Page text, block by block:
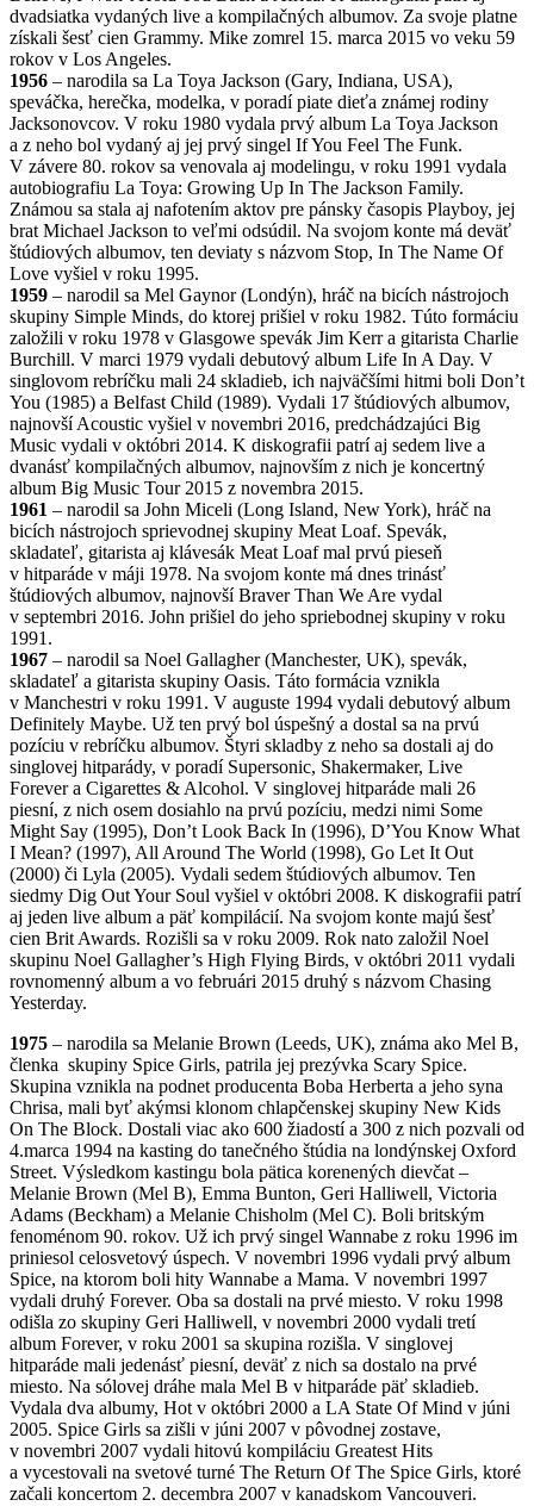
dvadsiatka vydaných live a kompilačných albumov. Za svoje platne
získali šesť cien Grammy. Mike zomrel 15. marca 2015 vo veku 59
rokov v Los Angeles.
1956 – narodila sa La Toya Jackson (Gary, Indiana, USA),
speváčka, herečka, modelka, v poradí piate dieťa známej rodiny
Jacksonovcov. V roku 1980 vydala prvý album La Toya Jackson
a z neho bol vydaný aj jej prvý singel If You Feel The Funk.
V závere 80. rokov sa venovala aj modelingu, v roku 1991 vydala
autobiografiu La Toya: Growing Up In The Jackson Family.
Známou sa stala aj nafotením aktov pre pánsky časopis Playboy, jej
brat Michael Jackson to veľmi odsúdil. Na svojom konte má deväť
štúdiových albumov, ten deviaty s názvom Stop, In The Name Of
Love vyšiel v roku 1995.
1959 – narodil sa Mel Gaynor (Londýn), hráč na bicích nástrojoch
skupiny Simple Minds, do ktorej prišiel v roku 1982. Túto formáciu
založili v roku 1978 v Glasgowe spevák Jim Kerr a gitarista Charlie
Burchill. V marci 1979 vydali debutový album Life In A Day. V
singlovom rebríčku mali 24 skladieb, ich najväčšími hitmi boli Don’t
You (1985) a Belfast Child (1989). Vydali 17 štúdiových albumov,
najnovší Acoustic vyšiel v novembri 2016, predchádzajúci Big
Music vydali v októbri 2014. K diskografii patrí aj sedem live a
dvanásť kompilačných albumov, najnovším z nich je koncertný
album Big Music Tour 2015 z novembra 2015.
1961 – narodil sa John Miceli (Long Island, New York), hráč na
bicích nástrojoch sprievodnej skupiny Meat Loaf. Spevák,
skladateľ, gitarista aj klávesák Meat Loaf mal prvú pieseň
v hitparáde v máji 1978. Na svojom konte má dnes trinásť
štúdiových albumov, najnovší Braver Than We Are vydal
v septembri 2016. John prišiel do jeho spriebodnej skupiny v roku
1991.
1967 – narodil sa Noel Gallagher (Manchester, UK), spevák,
skladateľ a gitarista skupiny Oasis. Táto formácia vznikla
v Manchestri v roku 1991. V auguste 1994 vydali debutový album
Definitely Maybe. Už ten prvý bol úspešný a dostal sa na prvú
pozíciu v rebríčku albumov. Štyri skladby z neho sa dostali aj do
singlovej hitparády, v poradí Supersonic, Shakermaker, Live
Forever a Cigarettes & Alcohol. V singlovej hitparáde mali 26
piesní, z nich osem dosiahlo na prvú pozíciu, medzi nimi Some
Might Say (1995), Don’t Look Back In (1996), D’You Know What
I Mean? (1997), All Around The World (1998), Go Let It Out
(2000) či Lyla (2005). Vydali sedem štúdiových albumov. Ten
siedmy Dig Out Your Soul vyšiel v októbri 2008. K diskografii patrí
aj jeden live album a päť kompilácií. Na svojom konte majú šesť
cien Brit Awards. Rozišli sa v roku 2009. Rok nato založil Noel
skupinu Noel Gallagher’s High Flying Birds, v októbri 2011 vydali
rovnomenný album a vo februári 2015 druhý s názvom Chasing
Yesterday.
1975 – narodila sa Melanie Brown (Leeds, UK), známa ako Mel B,
členka skupiny Spice Girls, patrila jej prezývka Scary Spice.
Skupina vznikla na podnet producenta Boba Herberta a jeho syna
Chrisa, mali byť akýmsi klonom chlapčenskej skupiny New Kids
On The Block. Dostali viac ako 600 žiadostí a 300 z nich pozvali od
4.marca 1994 na kasting do tanečného štúdia na londýnskej Oxford
Street. Výsledkom kastingu bola pätica korenených dievčat –
Melanie Brown (Mel B), Emma Bunton, Geri Halliwell, Victoria
Adams (Beckham) a Melanie Chisholm (Mel C). Boli britským
fenoménom 90. rokov. Už ich prvý singel Wannabe z roku 1996 im
priniesol celosvetový úspech. V novembri 1996 vydali prvý album
Spice, na ktorom boli hity Wannabe a Mama. V novembri 1997
vydali druhý Forever. Oba sa dostali na prvé miesto. V roku 1998
odišla zo skupiny Geri Halliwell, v novembri 2000 vydali tretí
album Forever, v roku 2001 sa skupina rozišla. V singlovej
hitparáde mali jedenásť piesní, deväť z nich sa dostalo na prvé
miesto. Na sólovej dráhe mala Mel B v hitparáde päť skladieb.
Vydala dva albumy, Hot v októbri 2000 a LA State Of Mind v júni
2005. Spice Girls sa zišli v júni 2007 v pôvodnej zostave,
v novembri 2007 vydali hitovú kompiláciu Greatest Hits
a vycestovali na svetové turné The Return Of The Spice Girls, ktoré
začali koncertom 2. decembra 2007 v kanadskom Vancouveri.